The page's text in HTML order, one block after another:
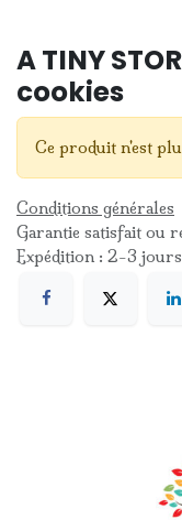
A TINY
cookies
Ce produit n'est
Conditions générales
Garantie satisfait ou
Expédition : 2-3